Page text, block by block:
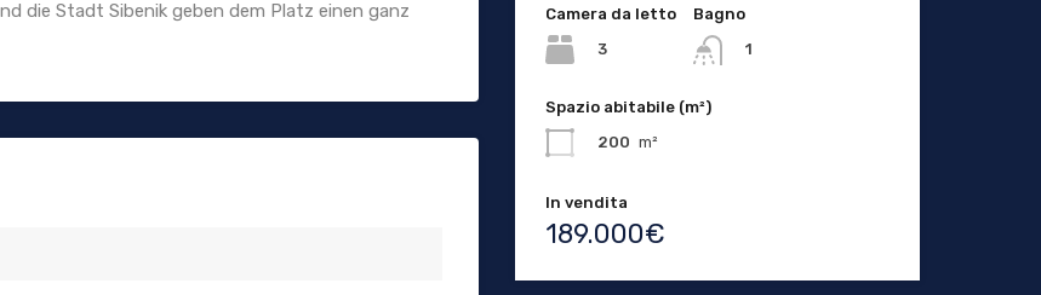
die Stadt Sibenik geben dem Platz einen ganz
Camera da letto
3
Bagno
1
Spazio abitabile (m²)
200 m²
In vendita
189.000€